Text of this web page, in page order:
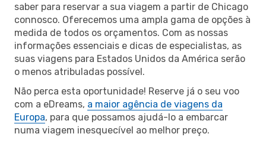
saber para reservar a sua viagem a partir de Chicago
connosco. Oferecemos uma ampla gama de opções à
medida de todos os orçamentos. Com as nossas
informações essenciais e dicas de especialistas, as
suas viagens para Estados Unidos da América serão
o menos atribuladas possível.
Não perca esta oportunidade! Reserve já o seu voo
com a eDreams, a maior agência de viagens da
Europa, para que possamos ajudá-lo a embarcar
numa viagem inesquecível ao melhor preço.